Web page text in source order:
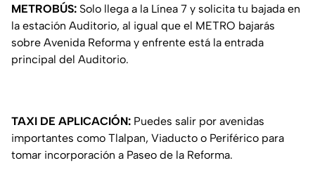
METROBÚS: Solo llega a la Línea 7 y solicita tu bajada en
la estación Auditorio, al igual que el METRO bajarás
sobre Avenida Reforma y enfrente está la entrada
principal del Auditorio.
TAXI DE APLICACIÓN: Puedes salir por avenidas
importantes como Tlalpan, Viaducto o Periférico para
tomar incorporación a Paseo de la Reforma.